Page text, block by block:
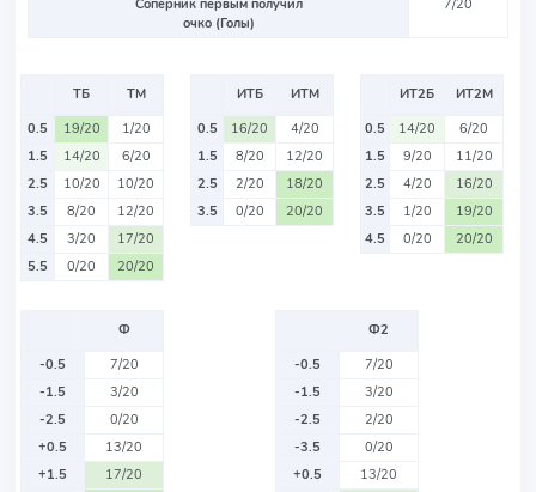
Соперник первым получил
очко (Голы)
7/20
ТБ
ТМ
0.5
19/20
1/20
1.5
14/20
6/20
2.5
10/20
10/20
3.5
8/20
12/20
4.5
3/20
17/20
5.5
0/20 20/20
ИТБ
ИТМ
0.5
16/20
4/20
1.5
8/20
12/20
2.5
2/20
18/20
3.5
0/20 20/20
ИТ2Б
ИТ2М
0.5
14/20
6/20
1.5
9/20
11/20
2.5
4/20
16/20
3.5
1/20
19/20
4.5
0/20 20/20
Ф
-0.5
7/20
-1.5
3/20
-2.5
0/20
+0.5
13/20
+1.5
17/20
Ф2
-0.5
7/20
-1.5
3/20
-2.5
2/20
-3.5
0/20
+0.5
13/20